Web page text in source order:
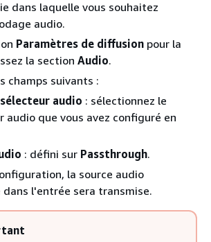
dans laquelle vous souhaitez
audio.
Paramètres de diffusion pour la
la section Audio.
champs suivants :
audio : sélectionnez le
audio que vous avez configuré en
: défini sur Passthrough.
la source audio
dans l'entrée sera transmise.